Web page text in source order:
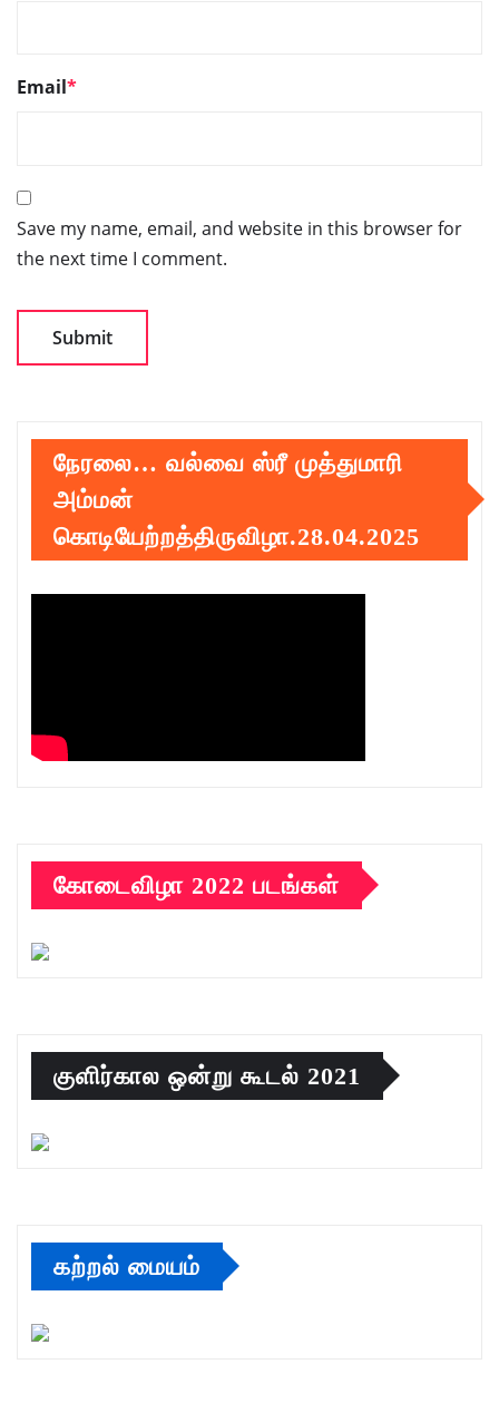
Email*
Save my name, email, and website in this browser for
the next time I comment.
நேரலை… வல்வை ஸ்ரீ முத்துமாரி
அம்மன்
கொடியேற்றத்திருவிழா.28.04.2025
கோடைவிழா 2022 படங்கள்
குளிர்கால ஒன்று கூடல் 2021
கற்றல் மையம்